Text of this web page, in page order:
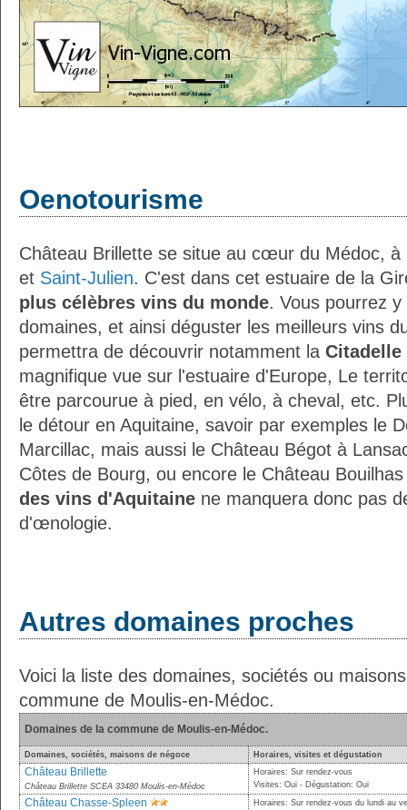
Oenotourisme
Château Brillette se situe au cœur du Médoc,
et Saint-Julien. C'est dans cet estuaire de la
plus célèbres vins du monde. Vous pourrez
domaines, et ainsi déguster les meilleurs vins
permettra de découvrir notamment la Citadelle
magnifique vue sur l'estuaire d'Europe, Le
être parcourue à pied, en vélo, à cheval, etc.
le détour en Aquitaine, savoir par exemples le
Marcillac, mais aussi le Château Bégot à
Côtes de Bourg, ou encore le Château
des vins d'Aquitaine ne manquera donc pas
d'œnologie.
Autres domaines proches
Voici la liste des domaines, sociétés ou
commune de Moulis-en-Médoc.
Domaines de la commune de Moulis-en-Médoc.
Domaines, sociétés, maisons de négoce Horaires, visites et dégustation
Château Brillette
Château Brillette SCEA 33480 Moulis-en-Médoc
Horaires: Sur rendez-vous
Visites: Oui - Dégustation: Oui
Château Chasse-Spleen
Horaires: Sur rendez-vous du lundi au